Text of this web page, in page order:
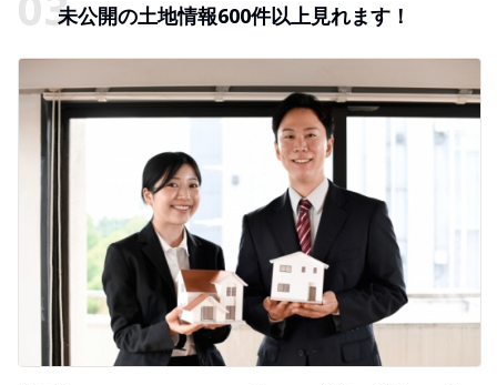
未公開の土地情報600件以上見れます！